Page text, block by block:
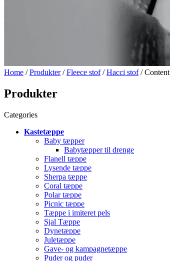
Home /Produkter/Fleece stof/Hacci stof/ Content
Produkter
Categories
Kastetæppe
Baby tæpper
Babytæpper til drenge
Flanell tæppe
Lysende tæppe
Sherpa tæppe
Coral tæppe
Polar tæppe
Picnic tæppe
Tæppe i imiteret pels
Sjal Tæppe
Dynetæppe
Juletæppe
Gave- og kampagnetæppe
Puder og puder